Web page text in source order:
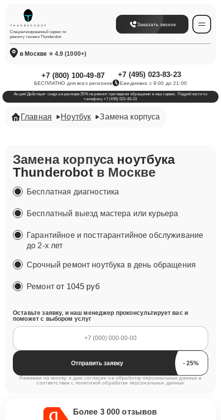
Специализированный сервис по
ремонту техники Thunderobot
Заказать звонок
в Москве ⭐ 4.9 (1000+)
+7 (800) 100-49-87
БЕСПЛАТНО для всех регионов
+7 (495) 023-83-23
Ежедневно с 9:00 до 21:00
Акция! Действует скидка в размере 25% на ремонт при первом обращении в наш сервис. Подробности по
телефону +7 (495) 023-83-23
Главная Ноутбук Замена корпуса
Замена корпуса ноутбука
Thunderobotв Москве
Бесплатная диагностика
Бесплатный выезд мастера или курьера
Гарантийное и постгарантийное обслуживание
до 2-х лет
Срочный ремонт ноутбука в день обращения
Ремонтот 1045 руб
Оставьте заявку, и наш менеджер проконсультирует вас и
поможет с выбором услуг
Отправить заявку
Нажимая на кнопку, я даю согласие на обработку персональных данных в
соответствии с политикой обработки персональных данных
Более 3 000 отзывов